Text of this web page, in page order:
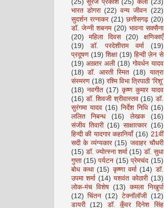
(25) सूरज प्रकाश (25) कला (23)
भारत डोगरा (22) वन्य जीवन (22)
सुदर्शन रत्नाकर (21) छत्तीसगढ़ (20)
डॉ. जेन्नी शबनम (20) भावना सक्सैना
(20)
महिला दिवस (20)
क्षणिकाएँ
(19)
डॉ. परदेशीराम वर्मा
(19)
प्रदूषण (19) शिक्षा (19) हिन्दी ज़ेन से
(19) अख़्तर अली (18) गोवर्धन यादव
(18) डॉ. आरती स्मित (18) यात्रा
संस्मरण (18) रश्मि विभा त्रिपाठी 'रिशू'
(18) नवगीत (17) कृष्ण कुमार यादव
(16) डॉ. शिवजी श्रीवास्तव (16) डॉ.
सुरंगमा यादव (16) निर्देश निधि (16)
ललित निबन्ध
(16) लेखक
(16)
संजीव तिवारी (16) साक्षात्कार (16)
हिन्दी की यादगार कहानियाँ (16) 21वीं
सदी के व्यंग्यकार (15) जवाहर चौधरी
(15) डॉ. ज्योत्स्ना शर्मा (15) डॉ. सुधा
गुप्ता (15) पर्यटन (15) प्रेमचंद (15)
बोध कथा (15) कृष्णा वर्मा (14) डॉ.
उपमा शर्मा (14) यशवंत कोठारी (13)
लोक-मंच विशेष
(13) कमला निखुर्पा
(12) चिंतन (12) टेक्नॉलॉजी
(12)
डायरी
(12)
डॉ. कुँवर दिनेश सिंह